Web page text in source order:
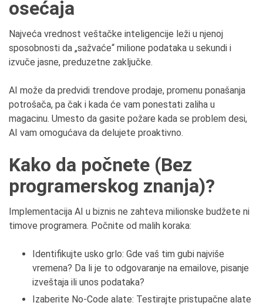
osećaja
Najveća vrednost veštačke inteligencije leži u njenoj
sposobnosti da „sažvaće“ milione podataka u sekundi i
izvuče jasne, preduzetne zaključke.
AI može da predvidi trendove prodaje, promenu ponašanja
potrošača, pa čak i kada će vam ponestati zaliha u
magacinu. Umesto da gasite požare kada se problem desi,
AI vam omogućava da delujete proaktivno.
Kako da počnete (Bez
programerskog znanja)?
Implementacija AI u biznis ne zahteva milionske budžete ni
timove programera. Počnite od malih koraka:
Identifikujte usko grlo: Gde vaš tim gubi najviše
vremena? Da li je to odgovaranje na emailove, pisanje
izveštaja ili unos podataka?
Izaberite No-Code alate: Testirajte pristupačne alate